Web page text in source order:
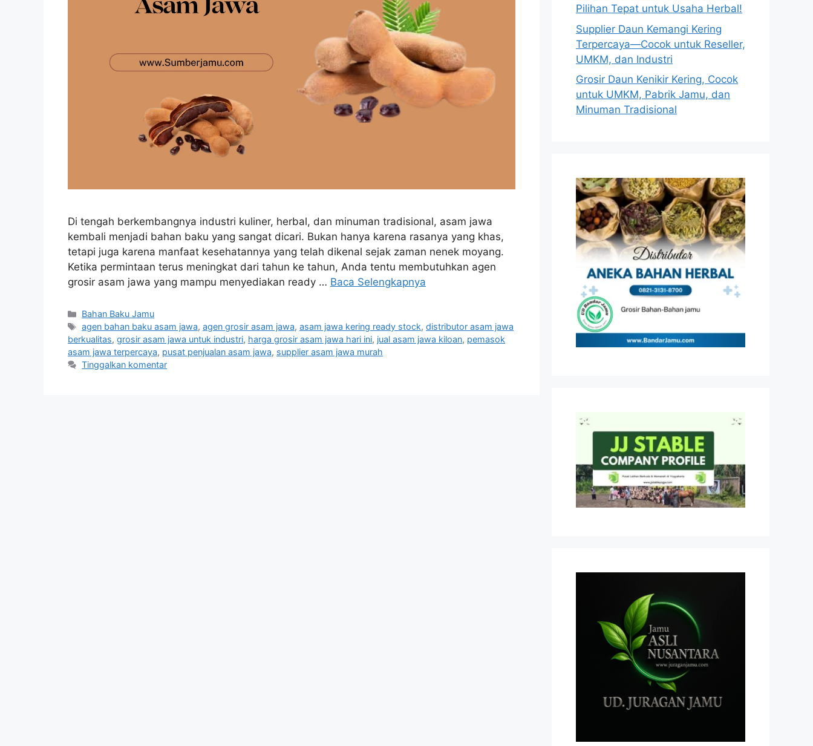
Di tengah berkembangnya industri kuliner, herbal, dan minuman tradisional, asam jawa
kembali menjadi bahan baku yang sangat dicari. Bukan hanya karena rasanya yang khas,
tetapi juga karena manfaat kesehatannya yang telah dikenal sejak zaman nenek moyang.
Ketika permintaan terus meningkat dari tahun ke tahun, Anda tentu membutuhkan agen
grosir asam jawa yang mampu menyediakan ready … Baca Selengkapnya
Kategori
Bahan Baku Jamu
Tag
agen bahan baku asam jawa,agen grosir asam jawa,asam jawa kering ready stock,distributor asam jawa
berkualitas, grosir asam jawa untuk industri, harga grosir asam jawa hari ini, jual asam jawa kiloan, pemasok
asam jawa terpercaya, pusat penjualan asam jawa, supplier asam jawa murah
Tinggalkan komentar
Pilihan Tepat untuk Usaha Herbal!
Supplier Daun Kemangi Kering
Terpercaya—Cocok untuk Reseller,
UMKM, dan Industri
Grosir Daun Kenikir Kering, Cocok
untuk UMKM, Pabrik Jamu, dan
Minuman Tradisional